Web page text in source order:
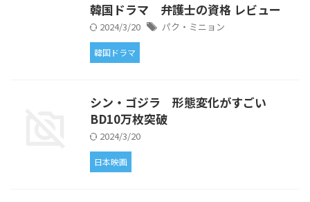
韓国ドラマ 弁護士の資格 レビュー
2024/3/20 パク・ミニョン
韓国ドラマ
シン・ゴジラ 形態変化がすごい
BD10万枚突破
2024/3/20
日本映画